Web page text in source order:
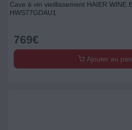
Cave à vin vieillissement HAIER WINE
HWS77GDAU1
769€
Ajouter au